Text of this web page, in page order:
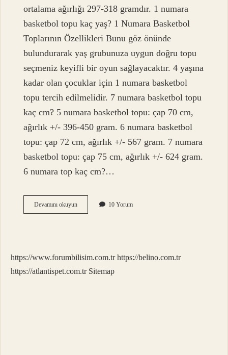
ortalama ağırlığı 297-318 gramdır. 1 numara
basketbol topu kaç yaş? 1 Numara Basketbol
Toplarının Özellikleri Bunu göz önünde
bulundurarak yaş grubunuza uygun doğru topu
seçmeniz keyifli bir oyun sağlayacaktır. 4 yaşına
kadar olan çocuklar için 1 numara basketbol
topu tercih edilmelidir. 7 numara basketbol topu
kaç cm? 5 numara basketbol topu: çap 70 cm,
ağırlık +/- 396-450 gram. 6 numara basketbol
topu: çap 72 cm, ağırlık +/- 567 gram. 7 numara
basketbol topu: çap 75 cm, ağırlık +/- 624 gram.
6 numara top kaç cm?…
Devamını okuyun1
Numara
10 Yorum
https://www.forumbilisim.com.tr https://belino.com.tr
https://atlantispet.com.tr Sitemap